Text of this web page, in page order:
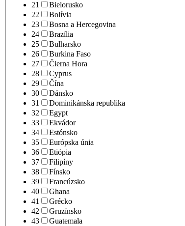
21
Bielorusko
22
Bolívia
23
Bosna a Hercegovina
24
Brazília
25
Bulharsko
26
Burkina Faso
27
Čierna Hora
28
Cyprus
29
Čína
30
Dánsko
31
Dominikánska republika
32
Egypt
33
Ekvádor
34
Estónsko
35
Európska únia
36
Etiópia
37
Filipíny
38
Fínsko
39
Francúzsko
40
Ghana
41
Grécko
42
Gruzínsko
43
Guatemala